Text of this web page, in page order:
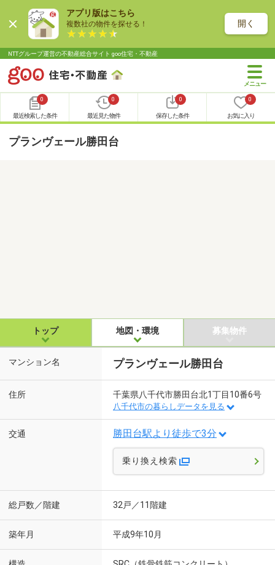
アプリ版はこちら
複数社の物件を探せる！ 開く
NTTグループ運営の不動産総合サイト goo住宅・不動産
0
最近検索した条件
0
最近見た物件
0
保存した条件
0
お気に入り
プランヴェール勝田台
トップ 地図・環境 募集物件
マンション名 プランヴェール勝田台
住所 千葉県八千代市勝田台北1丁目10番6号
八千代市の暮らしデータを見る
交通 勝田台駅より徒歩で3分
乗り換え検索
総戸数／階建 32戸／11階建
築年月 平成9年10月